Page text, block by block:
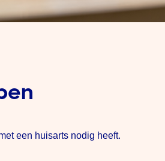
een huisarts nodig heeft.